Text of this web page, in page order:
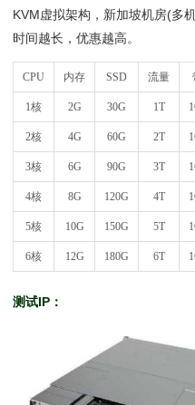
KVM虚拟架构，新加坡机房(多
时间越长，优惠越高。
CPU 内存 SSD 流量
1核 2G 30G 1T
2核 4G 60G 2T
3核 6G 90G 3T
4核 8G 120G 4T
5核 10G 150G 5T
6核 12G 180G 6T
测试IP：